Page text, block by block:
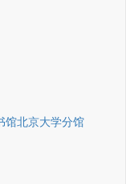
馆北京大学分馆